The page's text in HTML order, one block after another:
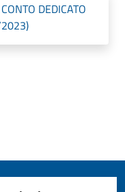
DEDICATO